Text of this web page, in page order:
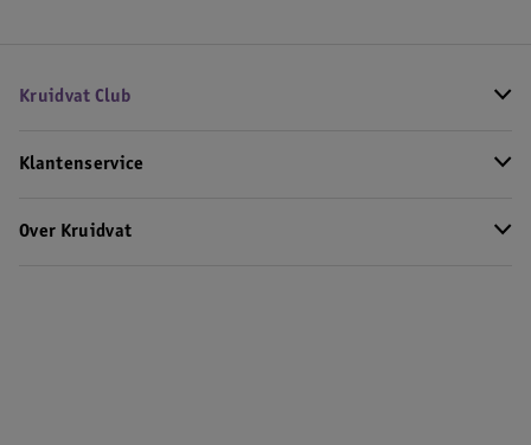
Kruidvat Club
Klantenservice
Over Kruidvat